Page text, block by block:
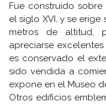
Fue construido
el siglo XVI, y se
metros de altitud,
apreciarse
es conservado el
sido vendida a
expone en el Museo
Otros edificios